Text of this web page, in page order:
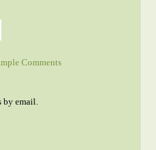
Comments
by email.